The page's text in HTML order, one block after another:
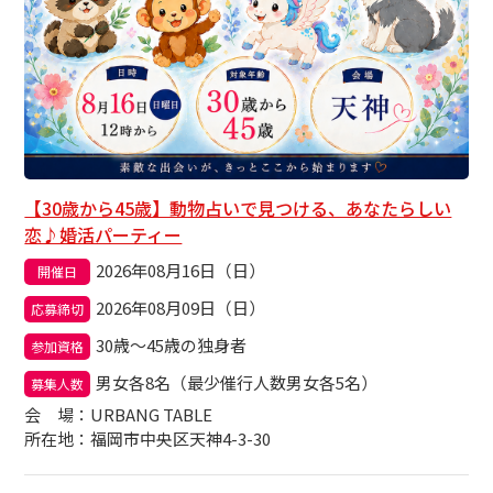
【30歳から45歳】動物占いで見つける、あなたらしい
恋♪婚活パーティー
開催日 2026年08月16日（日）
応募締切 2026年08月09日（日）
参加資格 30歳～45歳の独身者
募集人数
男女各8名（最少催行人数男女各5名）
会場：URBANG TABLE
所在地：福岡市中央区天神4-3-30